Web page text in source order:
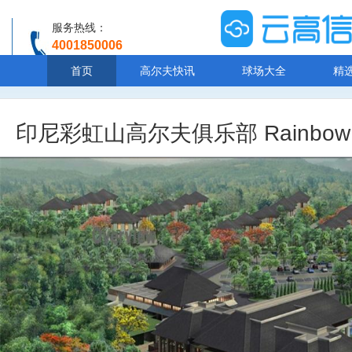
服务热线：
4001850006
首页 高尔夫快讯 球场大全 精
印尼彩虹山高尔夫俱乐部